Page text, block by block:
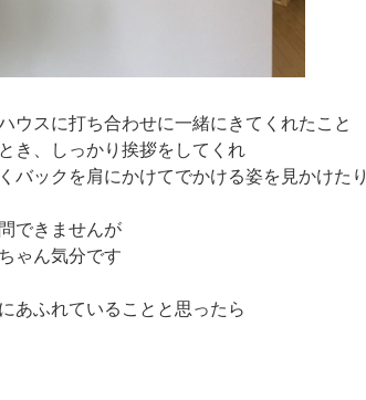
ウスに打ち合わせに一緒にきてくれたこと
き、しっかり挨拶をしてくれ
バックを肩にかけてでかける姿を見かけたり
できませんが
ゃん気分です
あふれていることと思ったら